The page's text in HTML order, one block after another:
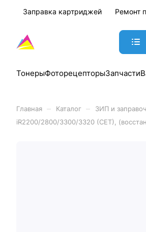
Заправка картриджей Ремонт
ТонерыФоторецепторыЗапчасти
Главная Каталог ЗИП и
iR2200/2800/3300/3320 (CET),